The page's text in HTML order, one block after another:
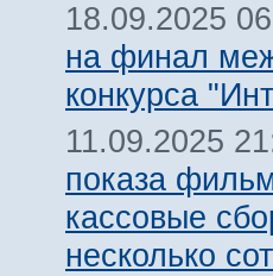
18.09.2025
на финал
конкурса
11.09.2025
показа
кассовые
несколько